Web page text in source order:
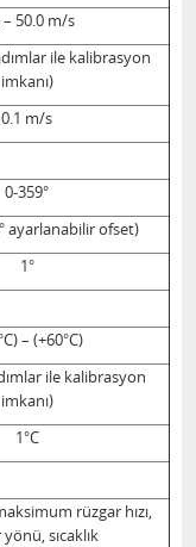
– 50.0 m/s
ile kalibrasyon
imkanı)
0.1 m/s
0-359°
ayarlanabilir ofset)
1°
– (+60°C)
ile kalibrasyon
imkanı)
1°C
rüzgar hızı,
sıcaklık